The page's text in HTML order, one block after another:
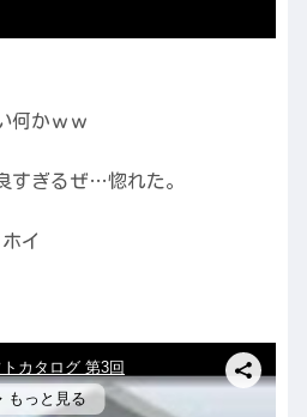
何かｗｗ
すぎるぜ…惚れた。
イ